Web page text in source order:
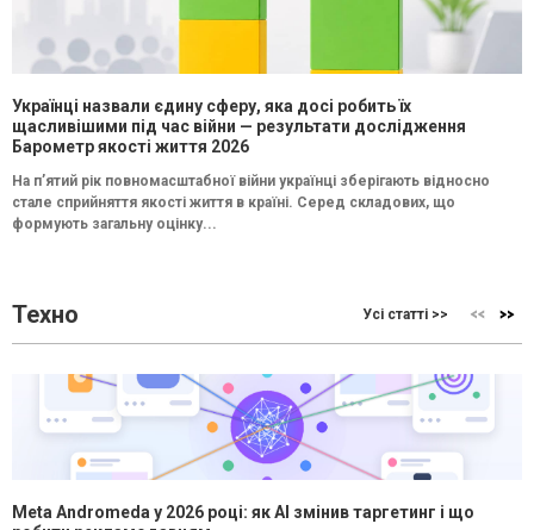
Українці назвали єдину сферу, яка досі робить їх
щасливішими під час війни — результати дослідження
Барометр якості життя 2026
На п’ятий рік повномасштабної війни українці зберігають відносно
стале сприйняття якості життя в країні. Серед складових, що
формують загальну оцінку...
Техно Усі статті >>
Meta Andromeda у 2026 році: як AI змінив таргетинг і що